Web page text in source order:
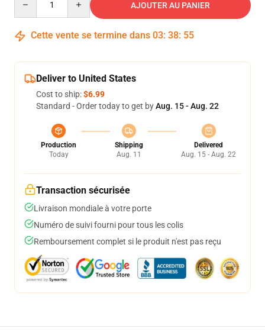
AJOUTER AU PANIER
Cette vente se termine dans 03: 38: 55
Deliver to United States
Cost to ship:$6.99
Standard - Order today to get byAug. 15 - Aug. 22
Production
Today
Shipping
Aug. 11
Delivered
Aug. 15 - Aug. 22
Transaction sécurisée
Livraison mondiale à votre porte
Numéro de suivi fourni pour tous les colis
Remboursement complet si le produit n'est pas reçu